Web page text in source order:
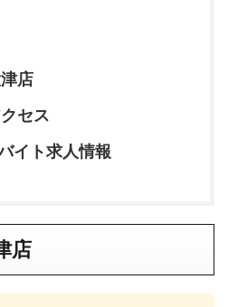
店
セス
イト求人情報
店